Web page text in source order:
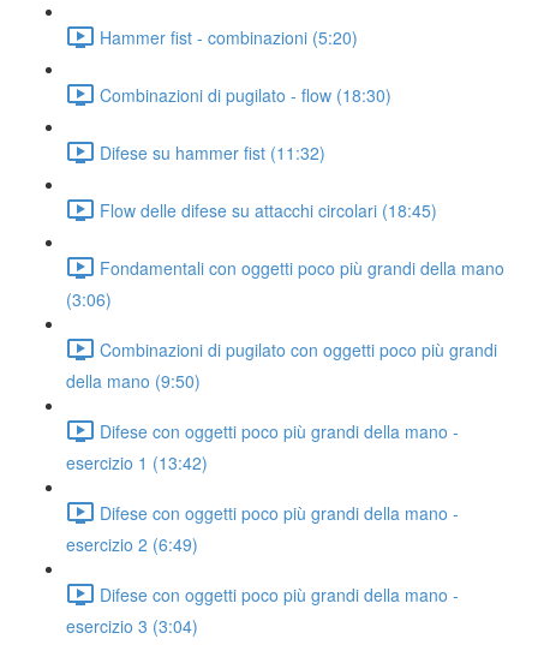
Hammer fist - combinazioni (5:20)
Combinazioni di pugilato - flow (18:30)
Difese su hammer fist (11:32)
Flow delle difese su attacchi circolari (18:45)
Fondamentali con oggetti poco più grandi della mano
(3:06)
Combinazioni di pugilato con oggetti poco più grandi
della mano (9:50)
Difese con oggetti poco più grandi della mano -
esercizio 1 (13:42)
Difese con oggetti poco più grandi della mano -
esercizio 2 (6:49)
Difese con oggetti poco più grandi della mano -
esercizio 3 (3:04)